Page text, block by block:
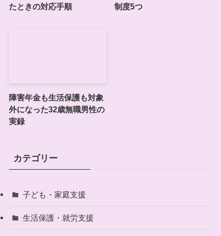
たときの対応手順
制度5つ
障害年金も生活保護も対象
外になった32歳無職男性の
実録
カテゴリー
子ども・家庭支援
生活保護・就労支援